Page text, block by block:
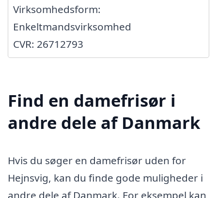
Virksomhedsform:
Enkeltmandsvirksomhed
CVR: 26712793
Find en damefrisør i
andre dele af Danmark
Hvis du søger en damefrisør uden for
Hejnsvig, kan du finde gode muligheder i
andre dele af Danmark. For eksempel kan